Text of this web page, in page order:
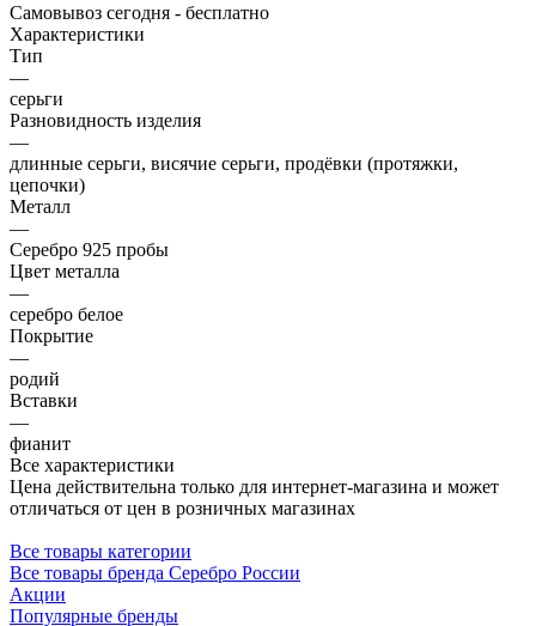
Самовывоз сегодня - бесплатно
Характеристики
Тип
—
серьги
Разновидность изделия
—
длинные серьги, висячие серьги, продёвки (протяжки,
цепочки)
Металл
—
Серебро 925 пробы
Цвет металла
—
серебро белое
Покрытие
—
родий
Вставки
—
фианит
Все характеристики
Цена действительна только для интернет-магазина и может
отличаться от цен в розничных магазинах
Все товары категории
Все товары бренда Серебро России
Акции
Популярные бренды